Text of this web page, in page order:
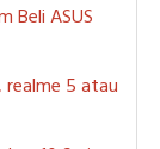
Beli ASUS
realme 5 atau